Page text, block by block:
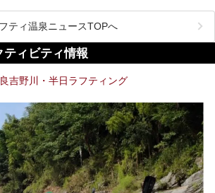
じんわり温まってリラックス効果も抜群。
奈良で行けるおすすめのスーパー銭湯を5つご紹介
思います。
らい日本人の心を捉えて離さない名所中の名所があ
。それは奈良県の吉野山。
吉野山を含む「紀伊山地の霊場と参詣道」はユネス
遺産に登録されており、修験道の霊場として荘厳な
年と歴史のある霊験あらたかな吉野の湯で、春を感
奈良県吉野のおすすめ温泉を紹介いたします！
ティ温泉ニュースTOPへ
ティビティ情報
吉野川・半日ラフティング